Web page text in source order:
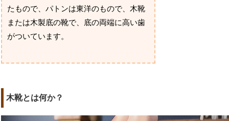
たもので、パトンは東洋のもので、木靴
または木製底の靴で、底の両端に高い歯
がついています。
木靴とは何か？